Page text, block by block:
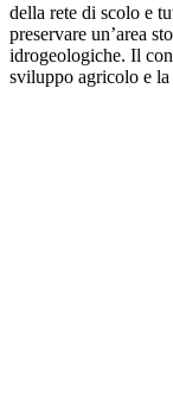
della rete di scolo e
preservare un’area
idrogeologiche. Il
sviluppo agricolo e la